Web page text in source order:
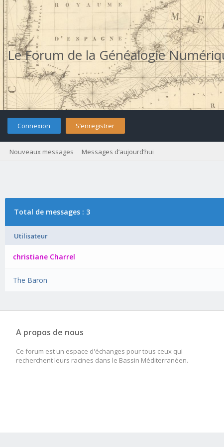
Le Forum de la Généalogie
Connexion S’enregistrer
Nouveaux messages Messages d’aujourd’hui
Total de messages : 3
Utilisateur
christiane Charrel
The Baron
A propos de nous
Ce forum est un espace d'échanges pour tous ceux qui
recherchent leurs racines dans le Bassin Méditerranéen.